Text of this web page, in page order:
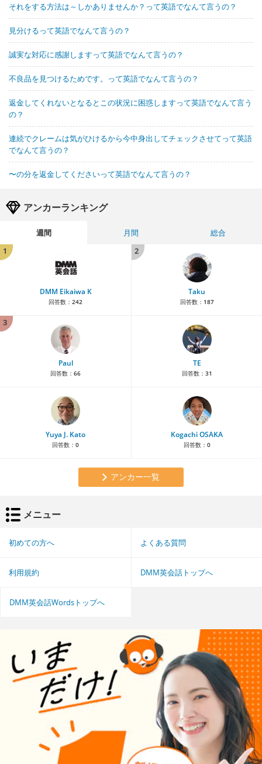
それをする方法は～しかありませんか？って英語でなんて言うの？
見分けるって英語でなんて言うの？
誠実な対応に感謝しますって英語でなんて言うの？
不良品を見つけるためです。って英語でなんて言うの？
返金してくれないとなるとこの状況に困惑しますって英語でなんて言う
の？
連続でクレームは気がひけるから今中身出してチェックさせてって英語
でなんて言うの？
〜の分を返金してくださいって英語でなんて言うの？
アンカーランキング
週間 月間
総合
1
DMM Eikaiwa K
回答数： 242
2
Taku
回答数： 187
3
Paul
回答数： 66
TE
回答数： 31
Yuya J. Kato
回答数： 0
Kogachi OSAKA
回答数： 0
アンカー一覧
メニュー
初めての方へ よくある質問
利用規約 DMM英会話トップへ
DMM英会話Wordsトップへ